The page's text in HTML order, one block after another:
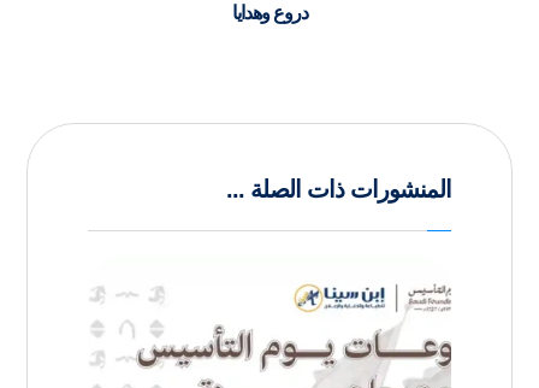
دروع وهدايا
المنشورات ذات الصلة ...